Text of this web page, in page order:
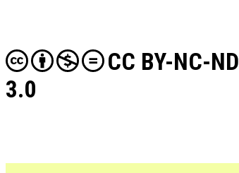
CC BY-NC-ND
3.0